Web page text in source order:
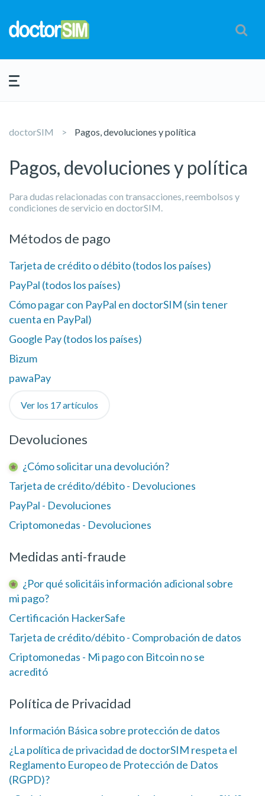
doctorSIM Pagos, devoluciones y política
Pagos, devoluciones y política
Para dudas relacionadas con transacciones, reembolsos y
condiciones de servicio en doctorSIM.
Métodos de pago
Tarjeta de crédito o débito (todos los países)
PayPal (todos los países)
Cómo pagar con PayPal en doctorSIM (sin tener
cuenta en PayPal)
Google Pay (todos los países)
Bizum
pawaPay
Ver los 17 artículos
Devoluciones
¿Cómo solicitar una devolución?
Tarjeta de crédito/débito - Devoluciones
PayPal - Devoluciones
Criptomonedas - Devoluciones
Medidas anti-fraude
¿Por qué solicitáis información adicional sobre
mi pago?
Certificación HackerSafe
Tarjeta de crédito/débito - Comprobación de datos
Criptomonedas - Mi pago con Bitcoin no se
acreditó
Política de Privacidad
Información Básica sobre protección de datos
¿La política de privacidad de doctorSIM respeta el
Reglamento Europeo de Protección de Datos
(RGPD)?